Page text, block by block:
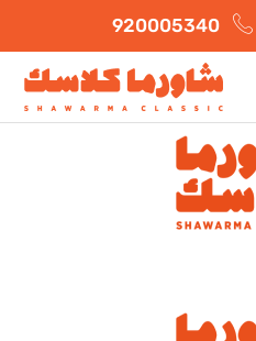
920005340